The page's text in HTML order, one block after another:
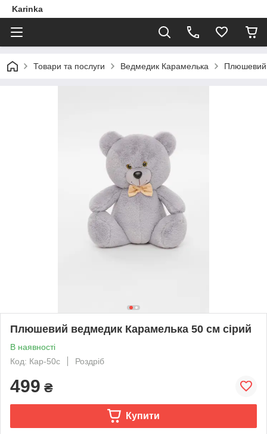
Karinka
Товари та послуги Ведмедик Карамелька Плюшевий
Плюшевий ведмедик Карамелька 50 см сірий
В наявності
Код: Кар-50c
Роздріб
499 ₴
Купити